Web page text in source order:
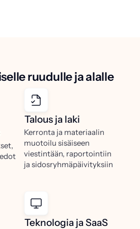
ruudulle ja alalle
Talous ja laki
Kerronta ja materiaalin
muotoilu sisäiseen
viestintään, raportointiin
ja sidosryhmäpäivityksiin
Teknologia ja SaaS